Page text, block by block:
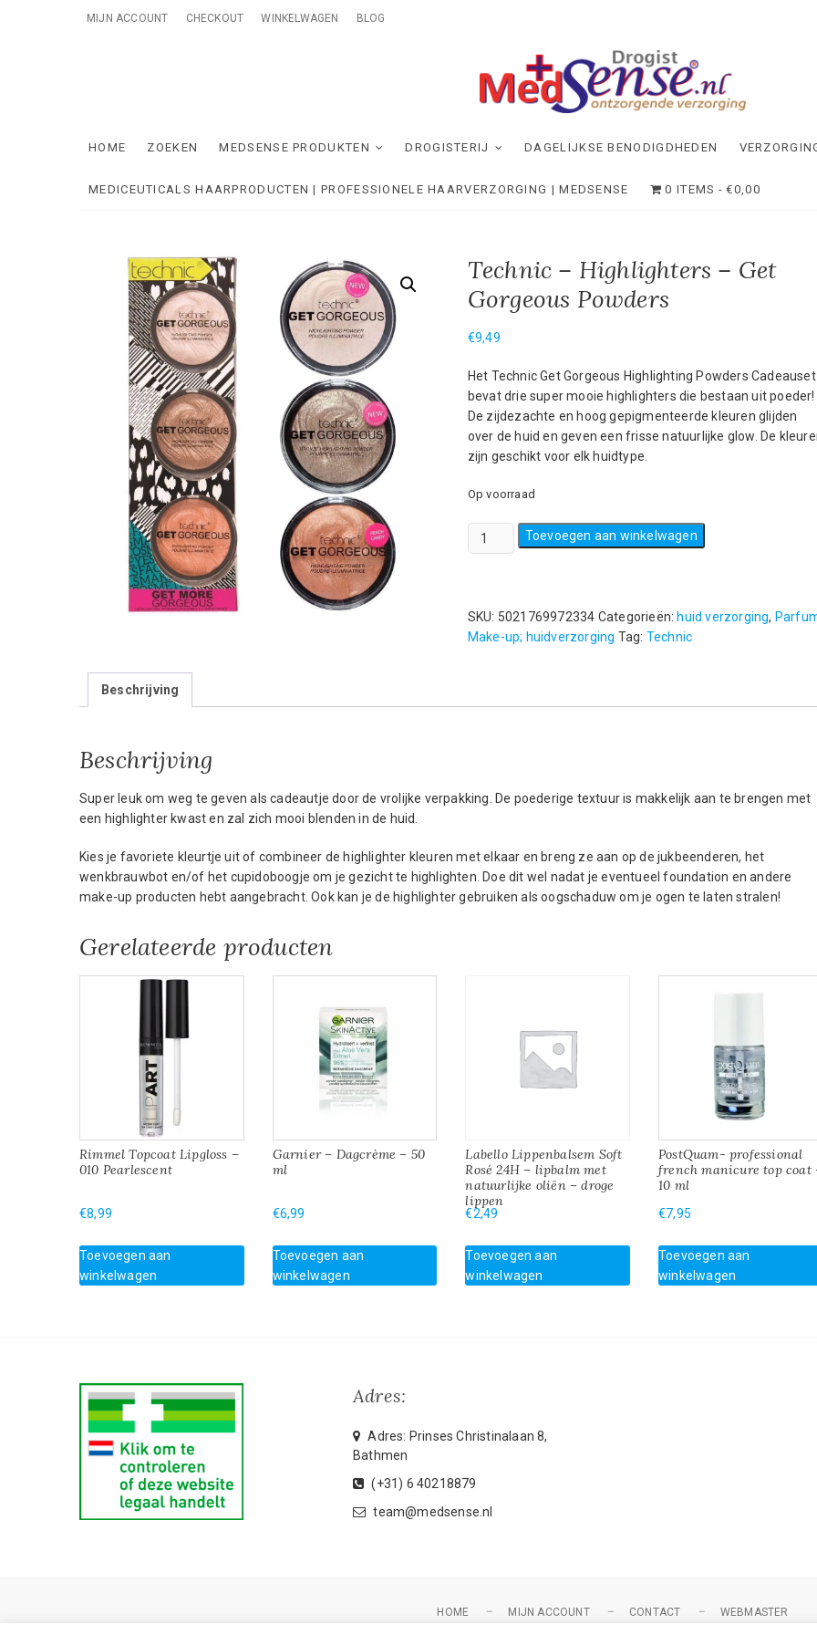
MIJN ACCOUNT CHECKOUT WINKELWAGEN BLOG
MedSense
HOME ZOEKEN MEDSENSE PRODUKTEN DROGISTERIJ DAGELIJKSE BENODIGDHEDEN
MEDICEUTICALS HAARPRODUCTEN | PROFESSIONELE HAARVERZORGING | MEDSENSE 0 ITEMS €0,00
Technic – Highlighters – Get
Gorgeous Powders
€9,49
Het Technic Get Gorgeous Highlighting Powders Cadeauset
bevat drie super mooie highlighters die bestaan uit poeder!
De zijdezachte en hoog gepigmenteerde kleuren glijden
over de huid en geven een frisse natuurlijke glow. De
zijn geschikt voor elk huidtype.
Op voorraad
Technic
-
Get
Gorgeous
Toevoegen aan winkelwagen
SKU: 5021769972334 Categorieën: huid verzorging,
Make-up; huidverzorging Tag: Technic
Beschrijving
Beschrijving
Super leuk om weg te geven als cadeautje door de vrolijke verpakking. De poederige textuur is makkelijk aan te brengen met
een highlighter kwast en zal zich mooi blenden in de huid.
Kies je favoriete kleurtje uit of combineer de highlighter kleuren met elkaar en breng ze aan op de jukbeenderen, het
wenkbrauwbot en/of het cupidoboogje om je gezicht te highlighten. Doe dit wel nadat je eventueel foundation en andere
make-up producten hebt aangebracht. Ook kan je de highlighter gebruiken als oogschaduw om je ogen te laten stralen!
Gerelateerde producten
Rimmel Topcoat Lipgloss –
010 Pearlescent
€8,99
Toevoegen aan
winkelwagen
Garnier – Dagcrème – 50
ml
€6,99
Toevoegen aan
winkelwagen
Labello Lippenbalsem Soft
Rosé 24H – lipbalm met
natuurlijke oliën – droge
lippen
€2,49
Toevoegen aan
winkelwagen
PostQuam- professional
french manicure top coat
10 ml
€7,95
Toevoegen aan
winkelwagen
Adres:
Adres: Prinses Christinalaan 8,
Bathmen
(+31) 6 40218879
team@medsense.nl
HOME MIJN ACCOUNT CONTACT WEBMASTER